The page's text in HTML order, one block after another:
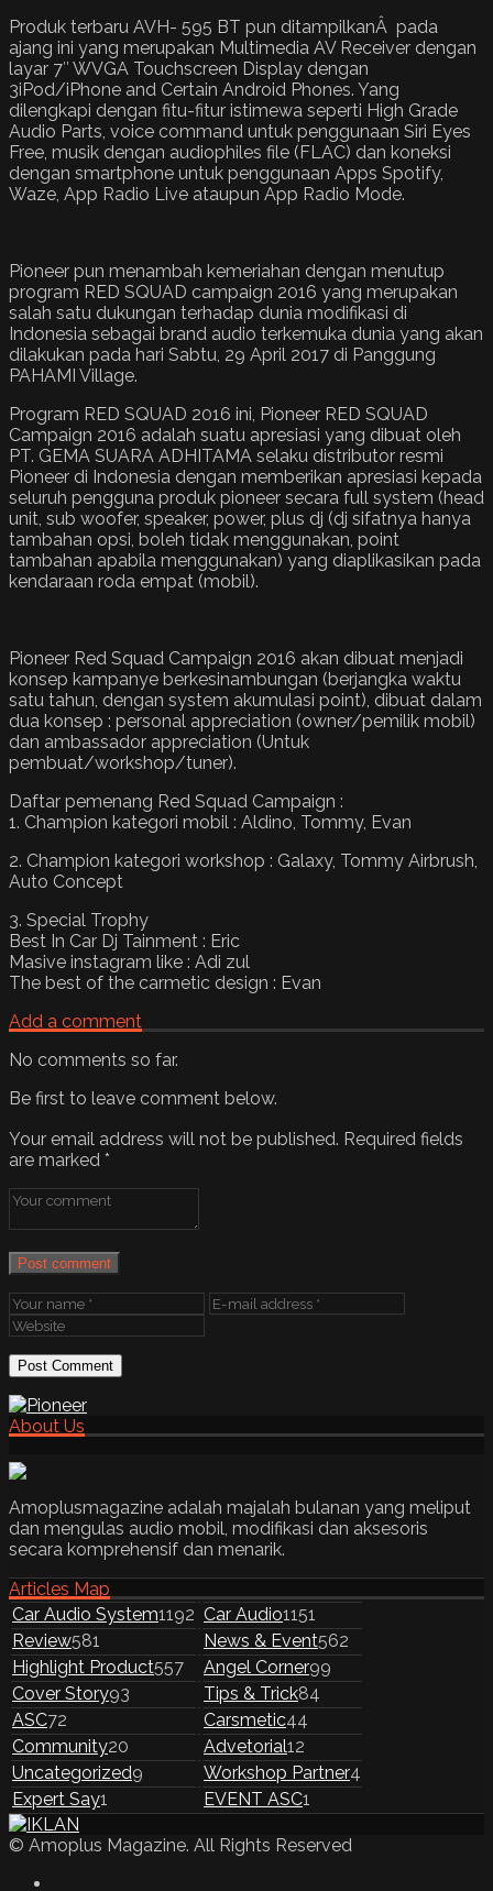
Produk terbaru AVH- 595 BT pun ditampilkanÂ pada
ajang ini yang merupakan Multimedia AV Receiver dengan
layar 7″ WVGA Touchscreen Display dengan
3iPod/iPhone and Certain Android Phones. Yang
dilengkapi dengan fitu-fitur istimewa seperti High Grade
Audio Parts, voice command untuk penggunaan Siri Eyes
Free, musik dengan audiophiles file (FLAC) dan koneksi
dengan smartphone untuk penggunaan Apps Spotify,
Waze, App Radio Live ataupun App Radio Mode.
Pioneer pun menambah kemeriahan dengan menutup
program RED SQUAD campaign 2016 yang merupakan
salah satu dukungan terhadap dunia modifikasi di
Indonesia sebagai brand audio terkemuka dunia yang akan
dilakukan pada hari Sabtu, 29 April 2017 di Panggung
PAHAMI Village.
Program RED SQUAD 2016 ini, Pioneer RED SQUAD
Campaign 2016 adalah suatu apresiasi yang dibuat oleh
PT. GEMA SUARA ADHITAMA selaku distributor resmi
Pioneer di Indonesia dengan memberikan apresiasi kepada
seluruh pengguna produk pioneer secara full system (head
unit, sub woofer, speaker, power, plus dj (dj sifatnya hanya
tambahan opsi, boleh tidak menggunakan, point
tambahan apabila menggunakan) yang diaplikasikan pada
kendaraan roda empat (mobil).
Pioneer Red Squad Campaign 2016 akan dibuat menjadi
konsep kampanye berkesinambungan (berjangka waktu
satu tahun, dengan system akumulasi point), dibuat dalam
dua konsep : personal appreciation (owner/pemilik mobil)
dan ambassador appreciation (Untuk
pembuat/workshop/tuner).
Daftar pemenang Red Squad Campaign :
1. Champion kategori mobil : Aldino, Tommy, Evan
2. Champion kategori workshop : Galaxy, Tommy Airbrush,
Auto Concept
3. Special Trophy
Best In Car Dj Tainment : Eric
Masive instagram like : Adi zul
The best of the carmetic design : Evan
Add a comment
No comments so far.
Be first to leave comment below.
Your email address will not be published. Required fields
are marked *
Post comment
About Us
Amoplusmagazine adalah majalah bulanan yang meliput
dan mengulas audio mobil, modifikasi dan aksesoris
secara komprehensif dan menarik.
Articles Map
Car Audio System1192 Car Audio1151
Review581 News & Event562
Highlight Product557 Angel Corner99
Cover Story93 Tips & Trick84
ASC72 Carsmetic44
Community20 Advetorial12
Uncategorized9 Workshop Partner4
Expert Say1 EVENT ASC1
© Amoplus Magazine. All Rights Reserved